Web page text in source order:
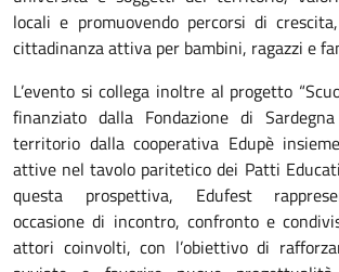
locali e promuovendo percorsi di
cittadinanza attiva per bambini, ragazzi e
L’evento si collega inoltre al progetto
finanziato dalla Fondazione di
territorio dalla cooperativa Edupè
attive nel tavolo paritetico dei Patti
questa prospettiva, Edufest
occasione di incontro, confronto e
attori coinvolti, con l’obiettivo di